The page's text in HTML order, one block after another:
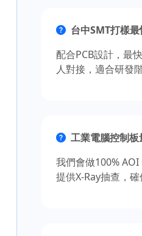
台中SMT打樣最
配合PCB設計，最
人對接，適合研發
工業電腦控制板
我們會做100%
提供X-Ray抽查，確